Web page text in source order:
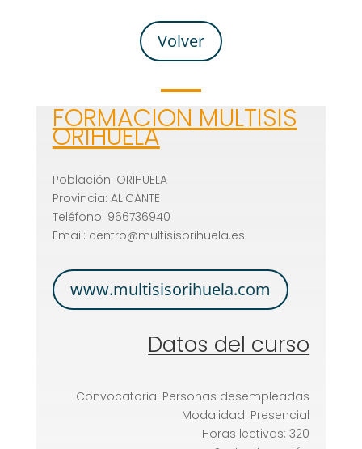
Volver
FORMACION MULTISIS
ORIHUELA
Población: ORIHUELA
Provincia: ALICANTE
Teléfono: 966736940
Email: centro@multisisorihuela.es
www.multisisorihuela.com
Datos del curso
Convocatoria: Personas desempleadas
Modalidad: Presencial
Horas lectivas: 320